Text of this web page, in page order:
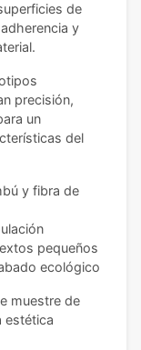
de
y
precisión,
un
del
y fibra de
pequeños
ecológico
muestre de
estética